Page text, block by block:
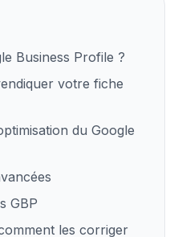
Business Profile ?
votre fiche
du Google
GBP
les corriger